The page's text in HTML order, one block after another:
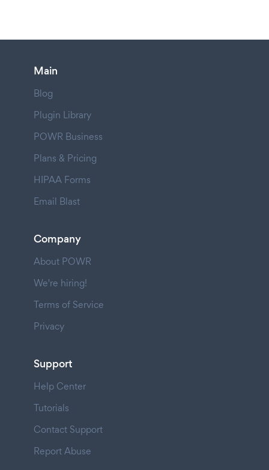
Main
Blog
Plugin Library
POWR Business
Plans & Pricing
HIPAA Forms
Email Blast
Company
About POWR
We're hiring!
Terms of Service
Privacy
Support
Help Center
Tutorials
Contact Support
Report Abuse